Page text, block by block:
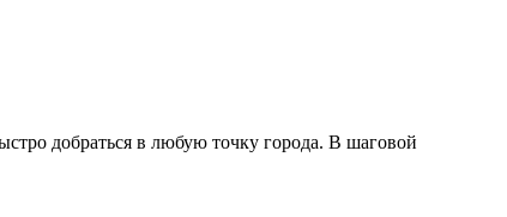
добраться в любую точку города. В шаговой